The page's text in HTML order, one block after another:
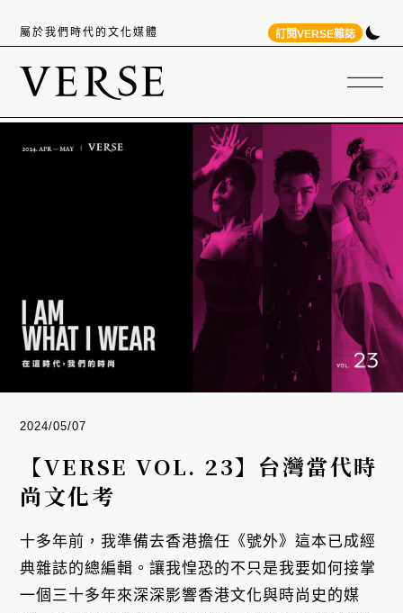
屬於我們時代的文化媒體 訂閱VERSE雜誌
2024/05/07
【VERSE VOL. 23】台灣當代時
尚文化考
十多年前，我準備去香港擔任《號外》這本已成經
典雜誌的總編輯。讓我惶恐的不只是我要如何接掌
一個三十多年來深深影響香港文化與時尚史的媒